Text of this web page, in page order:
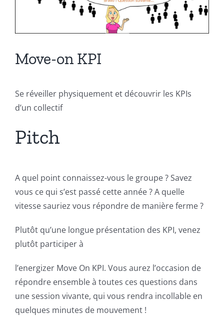
Move-on KPI
Se réveiller physiquement et découvrir les KPIs
d’un collectif
Pitch
A quel point connaissez-vous le groupe ? Savez
vous ce qui s’est passé cette année ? A quelle
vitesse sauriez vous répondre de manière ferme ?
Plutôt qu’une longue présentation des KPI, venez
plutôt participer à
l’energizer Move On KPI. Vous aurez l’occasion de
répondre ensemble à toutes ces questions dans
une session vivante, qui vous rendra incollable en
quelques minutes de mouvement !